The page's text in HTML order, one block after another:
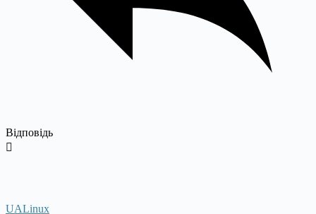
Відповідь
UALinux